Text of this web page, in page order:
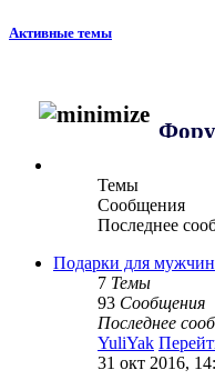
Активные темы
Темы
Сообщения
Последнее
Подарки для мужчин
7 Темы
93 Сообщения
Последнее
YuliYak
31 окт 2016,